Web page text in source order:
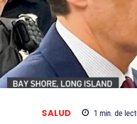
SALUD 1 min. de